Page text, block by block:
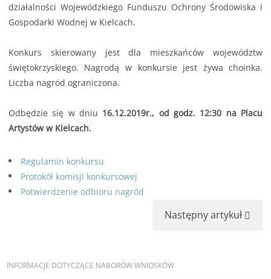
działalności Wojewódzkiego Funduszu Ochrony Środowiska i
Gospodarki Wodnej w Kielcach.
Konkurs skierowany jest dla mieszkańców województw
świętokrzyskiego. Nagrodą w konkursie jest żywa choinka.
Liczba nagród ograniczona.
Odbędzie się w dniu 16.12.2019r., od godz. 12:30 na Placu
Artystów w Kielcach.
Regulamin konkursu
Protokół komisji konkursowej
Potwierdzenie odbioru nagród
Następny artykuł
INFORMACJE DOTYCZĄCE NABORÓW WNIOSKÓW